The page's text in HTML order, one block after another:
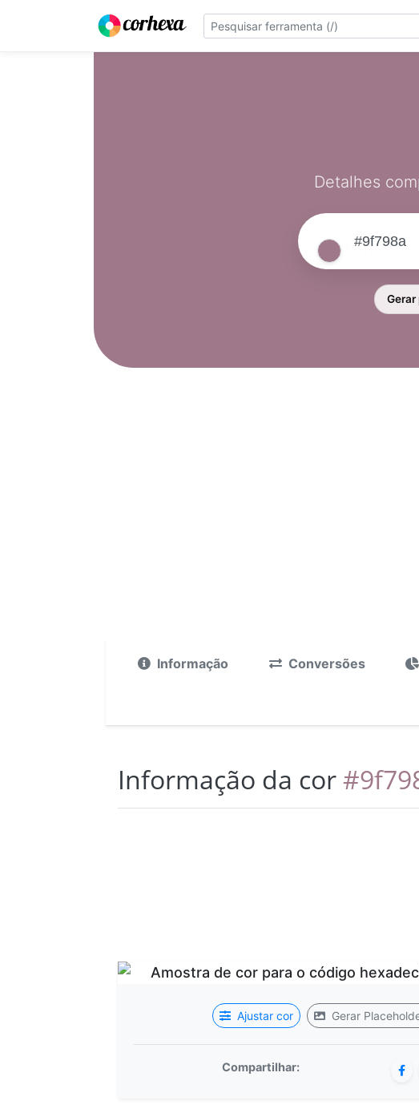
Detalhes
Gerar
Informação Conversões
Informação da cor
Ajustar cor Gerar
Compartilhar: